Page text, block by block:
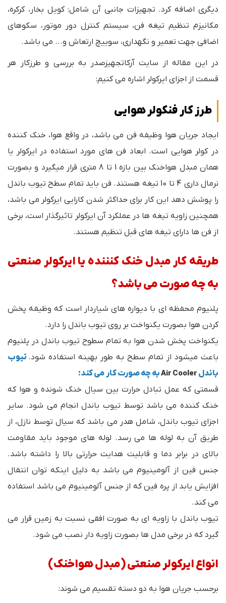
دیگری اضافه کرد. تجهیزات جانبی آن شامل: کویل بخار، کرکره،
مکانیزم تنظیم تیغه فن، سیستم کنترل دور موتور، سکوهای
اضافی جهت تعمیر و نگهداری، سوییچ ارتعاش و... می باشد.
در این مقاله از سایت آرکاتجهیزصدر به بررسی و طرزکار هر
قسمت از اجزای ایرکولر اشاره می کنیم:
طرز کار فنکولر هوایی
ایجاد جریان هوا وظیفه فن می باشد، در واقع هوا، خنک کننده
در کولر هوایی است. ابعاد فن های مورد استفاده در ایرکولر یا
همان مبدل هواخنک بین بازه 1 تا 8 متری قرار میگیرد و بصورت
نرمال داری 4 تا 10 تیغه هستند. فن باید تمام سطح تیوب باندل
را پوشش دهد این کار برای حداکثر شدن کارایی ایرکولر می باشد،
همچنین زاویه تیغه ها در عملکرد آن ایرکولر تاثیرگذار است، برخی
از فن ها دارای تیغه های قبل تنظیم هستند.
طریقه کار مبدل خنک کنننده یا ایرکولر صنعتی
به چه صورت می باشد؟
پلنیوم محفظه ای با دیواره های شیاردار است که وظیفه پخش
کردن هوا بصورت یکنواخت بر روی تیوب باندل را دارد.
یکنواخت پخش شدن هوا به تمام سطوح تیوب باندل در پلنیوم
باعث میشود از تمام سطح به طور بهینه استفاده شود. تیوب
باندل Air Coolerبه چه صورت کار می کند:
قسمتی که عمل تبادل حرارت بین سیال خنک شونده و هوا که
خنک کننده می باشد توسط تیوب باندل انجام می شود. سایر
اجزای تیوب باندل، شامل هدر می باشد که سیال توسط نازل، از
طریق آن به لوله ها می رسد. لوله های موجود باید مقاومت
بالای در برابر دما و قابلیت هدایت حرارتی بالا را داشته باشد.
جنس فین از آلومینیوم می باشد به دلیل اینکه توان انتقال
افزایش یابد از پره فین که از جنس آلومینیوم می باشد استفاده
می کند.
تیوب باندل با زاویه ای به صورت افقی نسبت به زمین قرار می
گیرد که در برخی مدل ها بصورت زاویه دار نصب می شود.
انواع ایرکولر صنعتی (مبدل هواخنک)
برحسب جریان هوا به دو دسته تقسیم می شوند: